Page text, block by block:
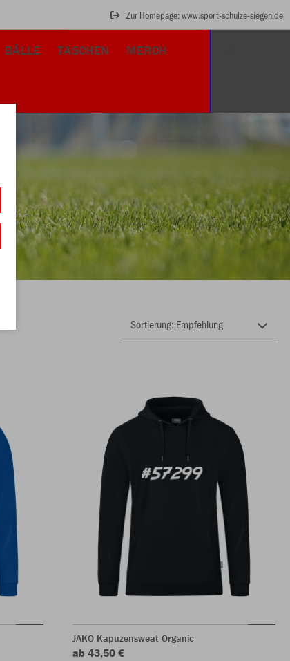
Zur Homepage: www.sport-schulze-siegen.de
BÄLLE TASCHEN MERCH
JAKO Kapuzensweat Organic
ab 43,50 €